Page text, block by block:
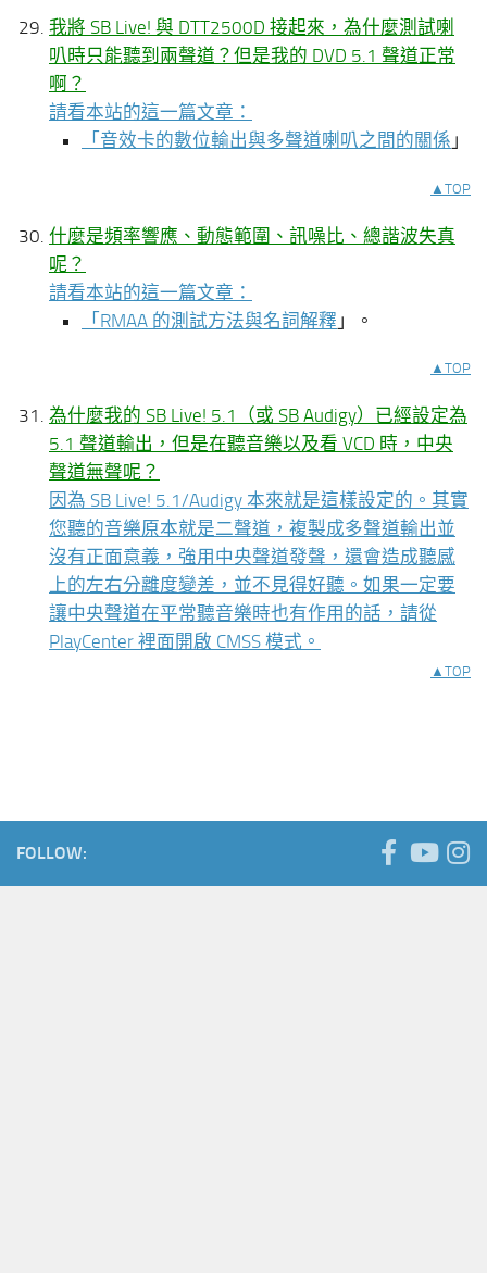
我將 SB Live! 與 DTT2500D 接起來，為什麼測試喇
叭時只能聽到兩聲道？但是我的 DVD 5.1 聲道正常
啊？
請看本站的這一篇文章：
「 音效卡的數位輸出與多聲道喇叭之間的關係 」
▲TOP
什麼是頻率響應、動態範圍、訊噪比、總諧波失真
呢？
請看本站的這一篇文章：
「RMAA 的測試方法與名詞解釋 」。
▲TOP
為什麼我的 SB Live! 5.1（或 SB Audigy）已經設定為
5.1 聲道輸出，但是在聽音樂以及看 VCD 時，中央
聲道無聲呢？
因為 SB Live! 5.1/Audigy 本來就是這樣設定的。其實
您聽的音樂原本就是二聲道，複製成多聲道輸出並
沒有正面意義，強用中央聲道發聲，還會造成聽感
上的左右分離度變差，並不見得好聽。如果一定要
讓中央聲道在平常聽音樂時也有作用的話，請從
PlayCenter 裡面開啟 CMSS 模式。
▲TOP
FOLLOW: